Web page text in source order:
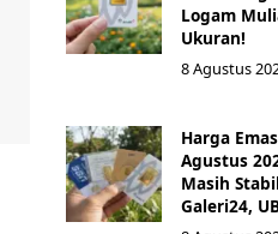
Logam
Ukuran!
8 Agustus
Harga
Agustus
Masih
Galeri24,